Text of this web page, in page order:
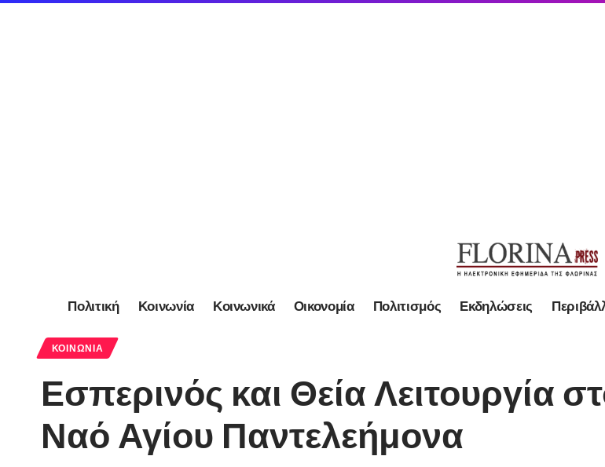
Πολιτική Κοινωνία Κοινωνικά Οικονομία Πολιτισμός Εκδηλώσεις
ΚΟΙΝΩΝΊΑ
Εσπερινός και Θεία Λειτουργία
Ναό Αγίου Παντελεήμονα